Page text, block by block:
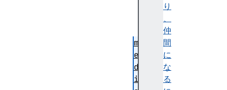
り
、
仲
間
に
な
る
m
e
d
i